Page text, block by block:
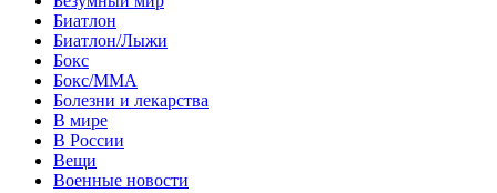
Биатлон
Биатлон/Лыжи
Бокс
Бокс/MMA
Болезни и лекарства
В мире
В России
Вещи
Военные новости